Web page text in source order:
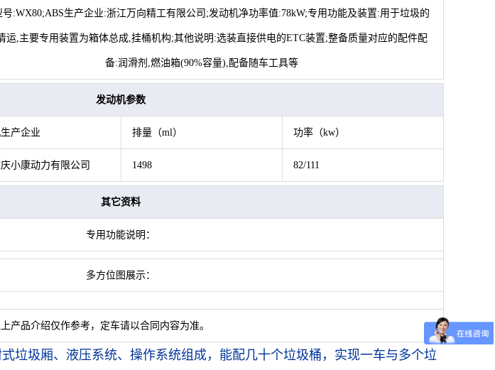
号:WX80;ABS生产企业:浙江万向精工有限公司;发动机净功率值:78kW;专用功能及装置:用于垃圾的
运,主要专用装置为箱体总成,挂桶机构;其他说明:选装直接供电的ETC装置;整备质量对应的配件配
备:润滑剂,燃油箱(90%容量),配备随车工具等
发动机参数
产企业 排量（ml） 功率（kw）
小康动力有限公司 1498 82/111
其它资料
专用功能说明：
多方位图展示：
产品介绍仅作参考，定车请以合同内容为准。
垃圾厢、液压系统、操作系统组成，能配几十个垃圾桶，实现一车与多个垃